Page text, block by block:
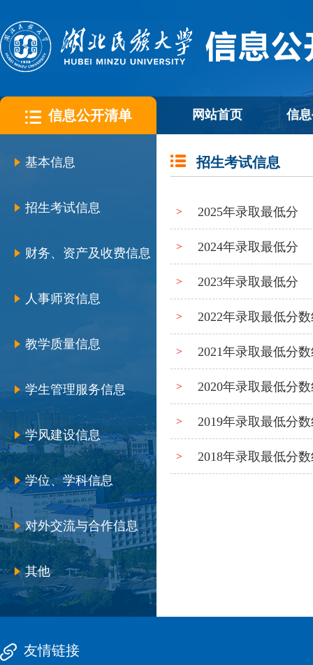
信息公开清单 网站首页 信
基本信息
招生考试信息
财务、资产及收费信息
人事师资信息
教学质量信息
学生管理服务信息
学风建设信息
学位、学科信息
对外交流与合作信息
其他
招生考试信息
> 2025年录取最低分
> 2024年录取最低分
> 2023年录取最低分
> 2022年录取最低分
> 2021年录取最低分
> 2020年录取最低分
> 2019年录取最低分
> 2018年录取最低分
友情链接